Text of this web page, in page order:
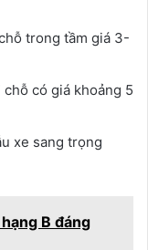
trong tầm giá 3-
có giá khoảng 5
xe sang trọng
B đáng